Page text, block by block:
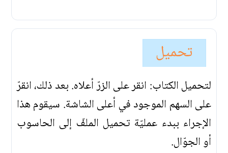
تحميل
لتحميل الكتاب: انقر على الزرّ أعلاه. بعد ذلك، انقرّ
على السهم الموجود في أعلى الشاشة. سيقوم هذا
الإجراء ببدء عمليّة تحميل الملفّ إلى الحاسوب
أو الجوّال.